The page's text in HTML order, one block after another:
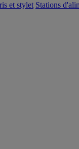
et stylet Stations